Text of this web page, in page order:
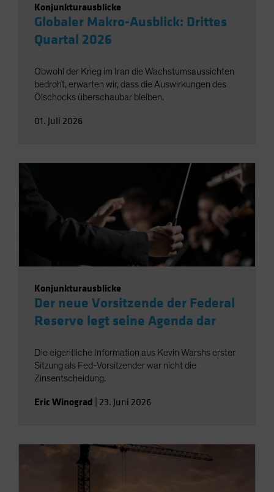
Konjunkturausblicke
Globaler Makro-Ausblick: Drittes
Quartal 2026
Obwohl der Krieg im Iran die Wachstumsaussichten
bedroht, erwarten wir, dass die Auswirkungen des
Ölschocks überschaubar bleiben.
01. Juli 2026
Konjunkturausblicke
Der neue Vorsitzende der Federal
Reserve legt seine Agenda dar
Die eigentliche Information aus Kevin Warshs erster
Sitzung als Fed-Vorsitzender war nicht die
Zinsentscheidung.
Eric Winograd 23. Juni 2026